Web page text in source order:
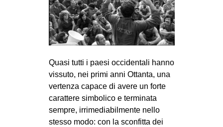
Quasi tutti i paesi occidentali hanno
vissuto, nei primi anni Ottanta, una
vertenza capace di avere un forte
carattere simbolico e terminata
sempre, irrimediabilmente nello
stesso modo: con la sconfitta dei